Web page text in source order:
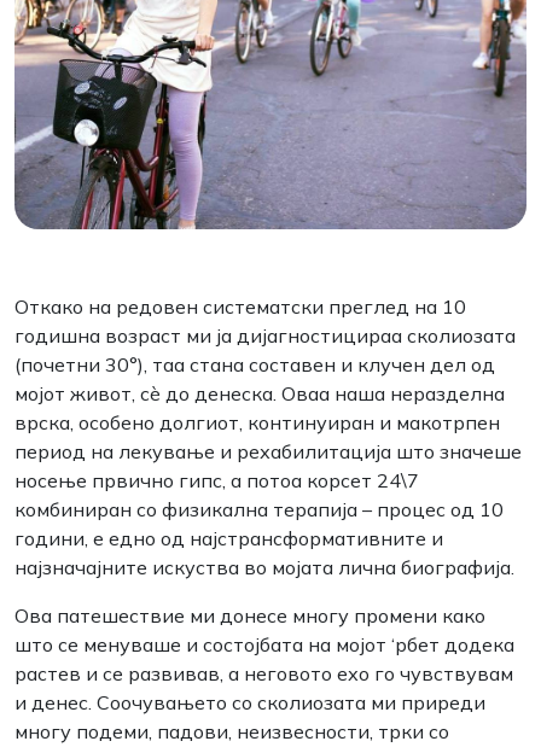
Откако на редовен систематски преглед на 10
годишна возраст ми ја дијагностицираа сколиозата
(почетни 30°), таа стана составен и клучен дел од
мојот живот, сѐ до денеска. Оваа наша неразделна
врска, особено долгиот, континуиран и макотрпен
период на лекување и рехабилитација што значеше
носење првично гипс, а потоа корсет 24\7
комбиниран со физикална терапија – процес од 10
години, е едно од најстрансформативните и
најзначајните искуства во мојата лична биографија.
Ова патешествие ми донесе многу промени како
што се менуваше и состојбата на мојот ‘рбет додека
растев и се развивав, а неговото ехо го чувствувам
и денес. Соочувањето со сколиозата ми приреди
многу подеми, падови, неизвесности, трки со